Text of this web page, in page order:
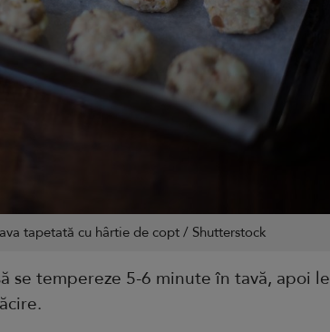
tapetată cu hârtie de copt / Shutterstock
se tempereze 5-6 minute în tavă, apoi le